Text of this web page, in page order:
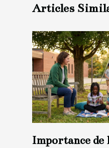
Articles
Importance